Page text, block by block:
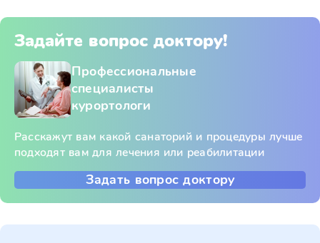
Задайте вопрос доктору!
Профессиональные
специалисты
курортологи
Расскажут вам какой санаторий и процедуры лучше
подходят вам для лечения или реабилитации
Задать вопрос доктору